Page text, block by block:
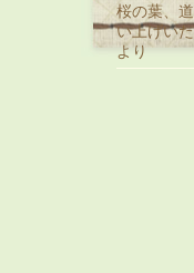
桜の葉、
い上げい
より